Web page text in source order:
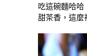
吃這碗麵哈哈
甜茶香，這麼